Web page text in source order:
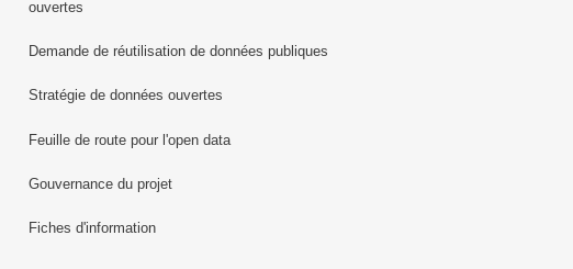
ouvertes
Demande de réutilisation de données publiques
Stratégie de données ouvertes
Feuille de route pour l'open data
Gouvernance du projet
Fiches d'information